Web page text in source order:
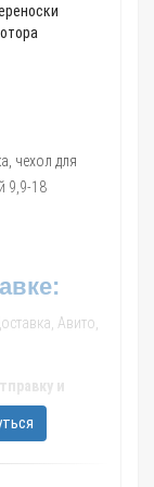
чехол для
9,9-18
Авито,
и
Ваше